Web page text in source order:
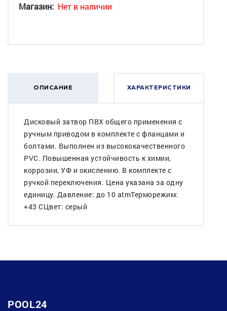
Магазин: Нет в наличии
ОПИСАНИЕ ХАРАКТЕРИСТИКИ
Дисковый затвор ПВХ общего применения с
ручным приводом в комплекте с фланцами и
болтами. Выполнен из высококачественного
PVC. Повышенная устойчивость к химии,
коррозии, УФ и окислению. В комплекте с
ручкой переключения. Цена указана за одну
единицу. Давление: до 10 atmТерморежим:
+43 CЦвет: серый
POOL24